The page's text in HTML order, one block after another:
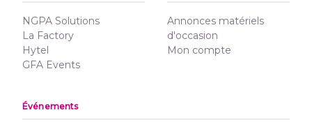
NGPA Solutions
La Factory
Hytel
GFA Events
Annonces matériels
d'occasion
Mon compte
Événements